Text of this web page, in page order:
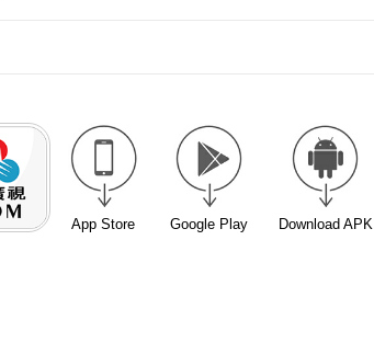
App Store Google Play Download APK